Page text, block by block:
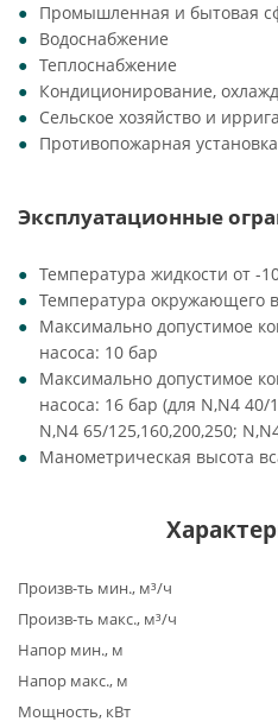
Промышленная и бытовая
Водоснабжение
Теплоснабжение
Кондиционирование,
Сельское хозяйство и
Противопожарная установка
Эксплуатационные
Температура жидкости от -
Температура окружающего
Максимально допустимое
насоса: 10 бар
Максимально допустимое
насоса: 16 бар (для N,N4 40/
N,N4 65/125,160,200,250;
Манометрическая высота
Произв-ть мин., м³/ч
Произв-ть макс., м³/ч
Напор мин., м
Напор макс., м
Мощность, кВт